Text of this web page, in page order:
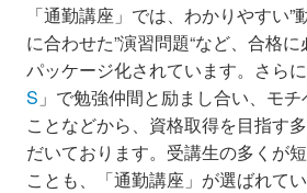
「通勤講座」では、わかりやすい”
に合わせた”演習問題“など、合格
パッケージ化されています。さら
S 」で勉強仲間と励まし合い、モ
ことなどから、資格取得を目指す
だいております。受講生の多くが
ことも、「通勤講座」が選ばれてい